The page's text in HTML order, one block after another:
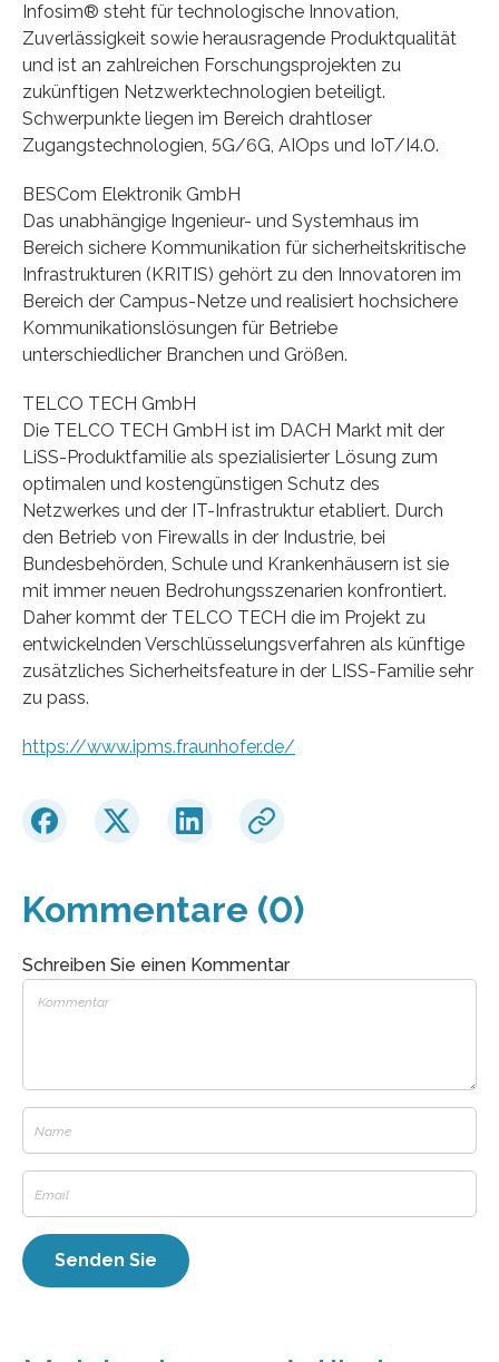
Infosim® steht für technologische Innovation,
Zuverlässigkeit sowie herausragende Produktqualität
und ist an zahlreichen Forschungsprojekten zu
zukünftigen Netzwerktechnologien beteiligt.
Schwerpunkte liegen im Bereich drahtloser
Zugangstechnologien, 5G/6G, AIOps und IoT/I4.0.
BESCom Elektronik GmbH
Das unabhängige Ingenieur- und Systemhaus im
Bereich sichere Kommunikation für sicherheitskritische
Infrastrukturen (KRITIS) gehört zu den Innovatoren im
Bereich der Campus-Netze und realisiert hochsichere
Kommunikationslösungen für Betriebe
unterschiedlicher Branchen und Größen.
TELCO TECH GmbH
Die TELCO TECH GmbH ist im DACH Markt mit der
LiSS-Produktfamilie als spezialisierter Lösung zum
optimalen und kostengünstigen Schutz des
Netzwerkes und der IT-Infrastruktur etabliert. Durch
den Betrieb von Firewalls in der Industrie, bei
Bundesbehörden, Schule und Krankenhäusern ist sie
mit immer neuen Bedrohungsszenarien konfrontiert.
Daher kommt der TELCO TECH die im Projekt zu
entwickelnden Verschlüsselungsverfahren als künftige
zusätzliches Sicherheitsfeature in der LISS-Familie sehr
zu pass.
https://www.ipms.fraunhofer.de/
Kommentare (0)
Schreiben Sie einen Kommentar